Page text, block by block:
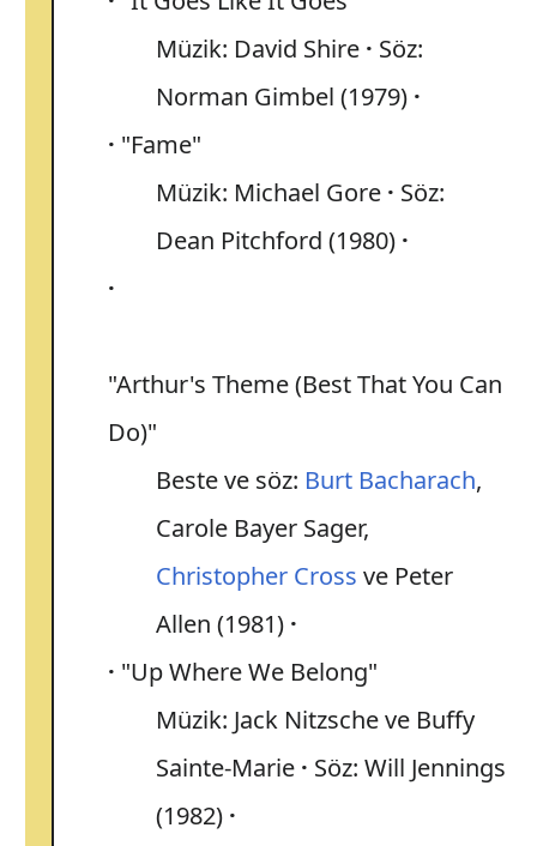
Müzik: David Shire
Söz:
Norman Gimbel (1979)
"Fame"
Müzik: Michael Gore
Söz:
Dean Pitchford (1980)
"Arthur's Theme (Best That You Can
Do)"
Beste ve söz: Burt Bacharach,
Carole Bayer Sager,
Christopher Cross ve Peter
Allen (1981)
"Up Where We Belong"
Müzik: Jack Nitzsche ve Buffy
Sainte-Marie
Söz: Will Jennings
(1982)